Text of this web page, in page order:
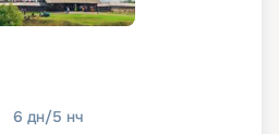
6 дн/5 нч